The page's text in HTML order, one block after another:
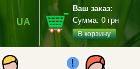
UA
Ваш заказ:
Сумма: 0 грн
В корзину